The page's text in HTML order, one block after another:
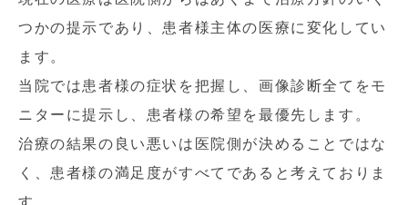
つかの提示であり、患者様主体の医療に変化してい
ます。
当院では患者様の症状を把握し、画像診断全てをモ
ニターに提示し、患者様の希望を最優先します。
治療の結果の良い悪いは医院側が決めることではな
く、患者様の満足度がすべてであると考えておりま